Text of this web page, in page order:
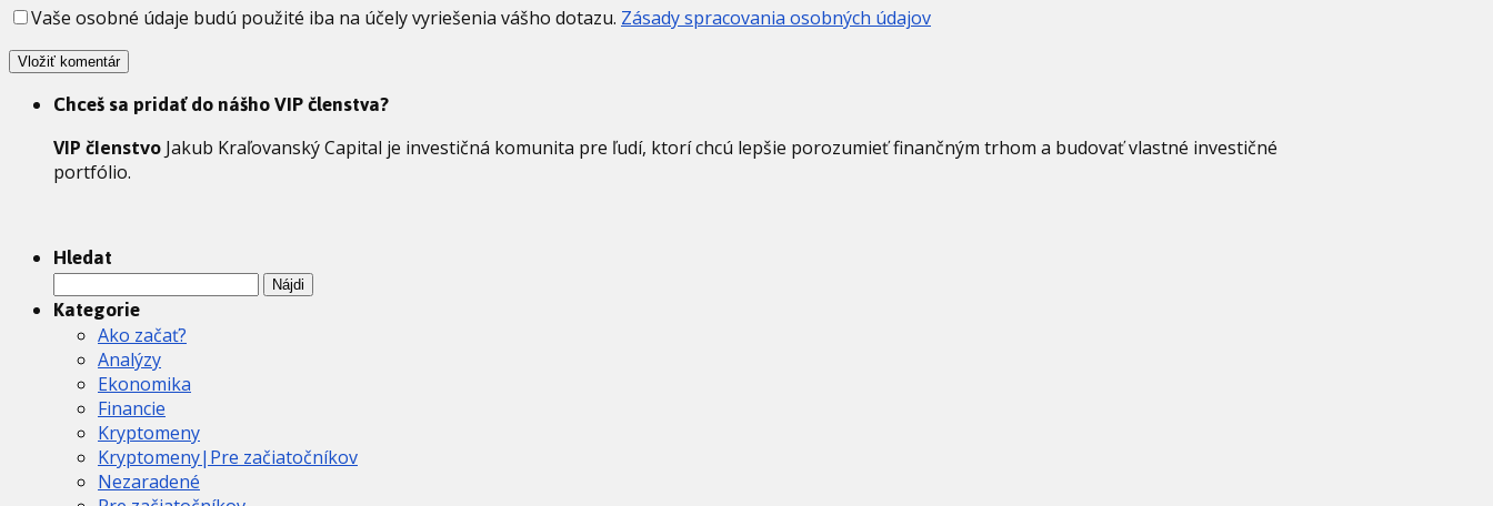
Vaše osobné údaje budú použité iba na účely vyriešenia vášho dotazu. Zásady spracovania osobných údajov
Chceš sa pridať do nášho VIP členstva?
VIP členstvo Jakub Kraľovanský Capital je investičná komunita pre ľudí, ktorí chcú lepšie porozumieť finančným trhom a budovať vlastné investičné
portfólio.
Hledat
Hľadať:
Kategorie
Ako začať?
Analýzy
Ekonomika
Financie
Kryptomeny
Kryptomeny|Pre začiatočníkov
Nezaradené